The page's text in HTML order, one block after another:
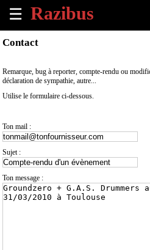
☰
×
les
venir
Annoncer
évènement
Contact
Remarque, bug à reporter, compte-rendu ou
déclaration de sympathie, autre...
Utilise le formulaire ci-dessous.
Ton mail :
Sujet :
Ton message :